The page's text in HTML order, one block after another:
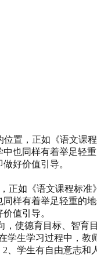
置，正如《语文课
也同样有着举足轻
好价值引导。
如《语文课程标
样有着举足轻重的
值引导。
使德育目标、智育
生学习过程中，
学生有自由意志